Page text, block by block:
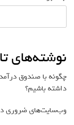
نوشته‌های
چگونه با صندوق
داشته باشیم؟
وب‌سایت‌های ضروری